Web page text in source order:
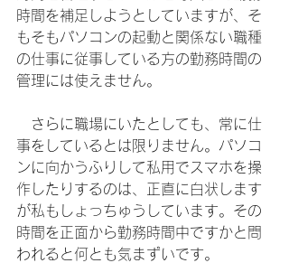
時間を補足しようとしていますが、そ
もそもパソコンの起動と関係ない職種
の仕事に従事している方の勤務時間の
管理には使えません。
さらに職場にいたとしても、常に仕
事をしているとは限りません。パソコ
ンに向かうふりして私用でスマホを操
作したりするのは、正直に白状します
が私もしょっちゅうしています。その
時間を正面から勤務時間中ですかと問
われると何とも気まずいです。